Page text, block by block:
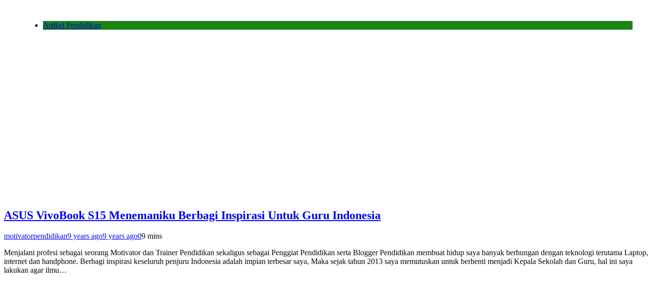
Artikel Pendidikan
ASUS VivoBook S15 Menemaniku Berbagi Inspirasi Untuk Guru Indonesia
motivatorpendidikan9 years ago9 years ago09 mins
Menjalani profesi sebagai seorang Motivator dan Trainer Pendidikan sekaligus sebagai Penggiat Pendidikan serta Blogger Pendidikan membuat hidup saya banyak berhungan dengan teknologi terutama Laptop,
internet dan handphone. Berbagi inspirasi keseluruh penjuru Indonesia adalah impian terbesar saya, Maka sejak tahun 2013 saya memutuskan untuk berhenti menjadi Kepala Sekolah dan Guru, hal ini saya
lakukan agar ilmu…